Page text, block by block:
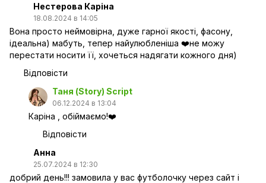
Нестерова Каріна
18.08.2024 в 14:05
Вона просто неймовірна, дуже гарної якості, фасону,
ідеальна) мабуть, тепер найулюбленіша ❤️не можу
перестати носити її, хочеться надягати кожного дня)
Відповісти
Таня (Story) Script
06.12.2024 в 13:04
Каріна , обіймаємо!❤️
Відповісти
Анна
25.07.2024 в 12:30
добрий день!!! замовила у вас футболочку через сайт і